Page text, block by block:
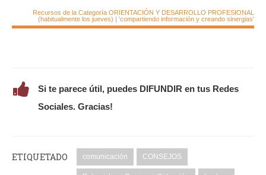
Recursos de la Categoría ORIENTACIÓN Y DESARROLLO PROFESIONAL
(habitualmente los jueves) | 'compartiendo información y creando sinergias'
Si te parece útil, puedes DIFUNDIR en tus Redes
Sociales. Gracias!
ETIQUETADO comunicación CONSEJOS